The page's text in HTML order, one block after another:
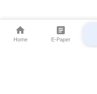
Home E-Paper